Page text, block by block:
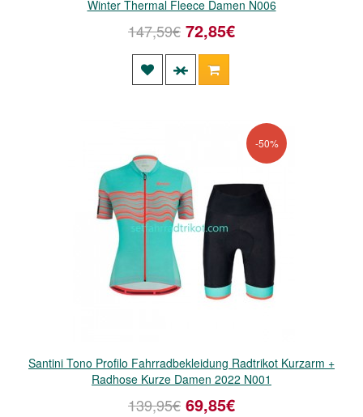
Winter Thermal Fleece Damen N006
147,59€ 72,85€
-50%
Santini Tono Profilo Fahrradbekleidung Radtrikot Kurzarm +
Radhose Kurze Damen 2022 N001
139,95€ 69,85€